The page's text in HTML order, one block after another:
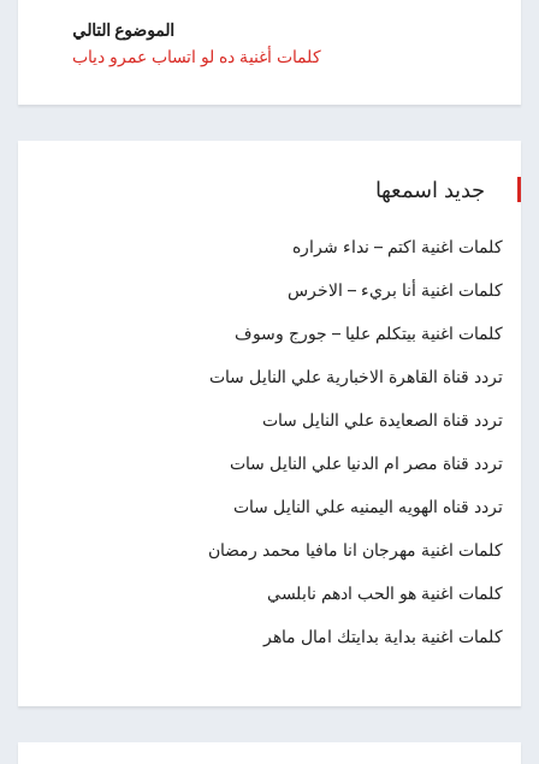
الموضوع التالي
كلمات أغنية ده لو اتساب عمرو دياب
جديد اسمعها
كلمات اغنية اكتم – نداء شراره
كلمات اغنية أنا بريء – الاخرس
كلمات اغنية بيتكلم عليا – جورج وسوف
تردد قناة القاهرة الاخبارية علي النايل سات
تردد قناة الصعايدة علي النايل سات
تردد قناة مصر ام الدنيا علي النايل سات
تردد قناه الهويه اليمنيه علي النايل سات
كلمات اغنية مهرجان انا مافيا محمد رمضان
كلمات اغنية هو الحب ادهم نابلسي
كلمات اغنية بداية بدايتك امال ماهر